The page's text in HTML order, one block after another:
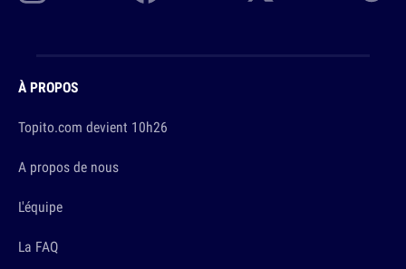
À PROPOS
Topito.com devient 10h26
A propos de nous
L'équipe
La FAQ